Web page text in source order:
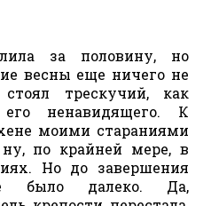
за половину, но
весны еще ничего не
трескучий, как
ненавидящего. К
моими стараниями
ну, по крайней мере, в
Но до завершения
было далеко. Да,